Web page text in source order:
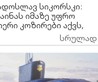
სიკორსკი:
იმაზე უფრო
კოზირები აქვს,
დონალდ ტრამპს
სრულად